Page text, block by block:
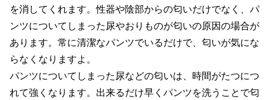
を消してくれます。性器や陰部からの匂いだけでなく、パ
ンツについてしまった尿やおりものが匂いの原因の場合が
あります。常に清潔なパンツでいるだけで、匂いが気にな
らなくなりますよ。
パンツについてしまった尿などの匂いは、時間がたつにつ
れて強くなります。出来るだけ早くパンツを洗うことで匂